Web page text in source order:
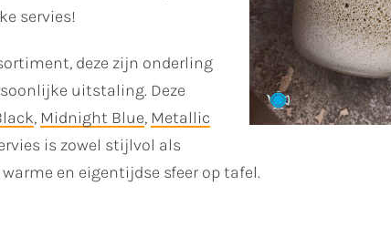
servies!
deze zijn onderling
uitstaling. Deze
, Midnight Blue, Metallic
is zowel stijlvol als
en eigentijdse sfeer op tafel.